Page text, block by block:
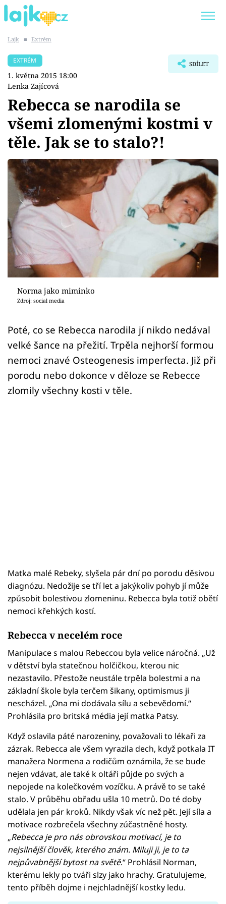
SHOPAHOLICADEL
Témata
Showbyznys
Youtubeři
Virály
Sex a vztahy
Videa
Sledujte prima+
Přihlášení
Sledujte nás
Lajk ■ Extrém
EXTRÉM
1. května 2015 18:00
Lenka Zajícová
SDÍLET
Rebecca se narodila se
všemi zlomenými kostmi v
těle. Jak se to stalo?!
Norma jako miminko
Zdroj: social media
Poté, co se Rebecca narodila jí nikdo nedával
velké šance na přežití. Trpěla nejhorší formou
nemoci znavé Osteogenesis imperfecta. Již při
porodu nebo dokonce v děloze se Rebecce
zlomily všechny kosti v těle.
Matka malé Rebeky, slyšela pár dní po porodu děsivou
diagnózu. Nedožije se tří let a jakýkoliv pohyb jí může
způsobit bolestivou zlomeninu. Rebecca byla totiž obětí
nemoci křehkých kostí.
Rebecca v necelém roce
Manipulace s malou Rebeccou byla velice náročná. „Už
v dětství byla statečnou holčičkou, kterou nic
nezastavilo. Přestože neustále trpěla bolestmi a na
základní škole byla terčem šikany, optimismus ji
nescházel. „Ona mi dodávala sílu a sebevědomí.“
Prohlásila pro britská média její matka Patsy.
Když oslavila páté narozeniny, považovali to lékaři za
zázrak. Rebecca ale všem vyrazila dech, když potkala IT
manažera Normena a rodičům oznámila, že se bude
nejen vdávat, ale také k oltáři půjde po svých a
nepojede na kolečkovém vozíčku. A právě to se také
stalo. V průběhu obřadu ušla 10 metrů. Do té doby
udělala jen pár kroků. Nikdy však víc než pět. Její síla a
motivace rozbrečela všechny zúčastněné hosty.
„Rebecca je pro nás obrovskou motivací, je to
nejsilnější člověk, kterého znám. Miluji ji, je to ta
nejpůvabnější bytost na světě.“ Prohlásil Norman,
kterému lekly po tváři slzy jako hrachy. Gratulujeme,
tento příběh dojme i nejchladnější kostky ledu.